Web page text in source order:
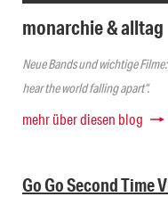
monarchie & alltag
Neue Bands und wichtige
hear the world falling apart“.
mehr über diesen blog
Go Go Second Time